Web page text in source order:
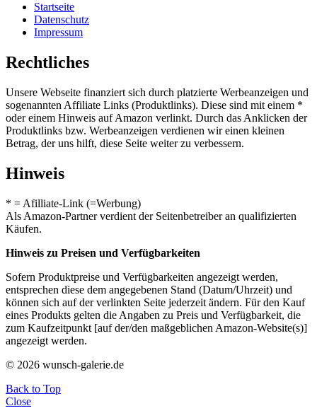
Startseite
Datenschutz
Impressum
Rechtliches
Unsere Webseite finanziert sich durch platzierte Werbeanzeigen und
sogenannten Affiliate Links (Produktlinks). Diese sind mit einem *
oder einem Hinweis auf Amazon verlinkt. Durch das Anklicken der
Produktlinks bzw. Werbeanzeigen verdienen wir einen kleinen
Betrag, der uns hilft, diese Seite weiter zu verbessern.
Hinweis
* = Afilliate-Link (=Werbung)
Als Amazon-Partner verdient der Seitenbetreiber an qualifizierten
Käufen.
Hinweis zu Preisen und Verfügbarkeiten
Sofern Produktpreise und Verfügbarkeiten angezeigt werden,
entsprechen diese dem angegebenen Stand (Datum/Uhrzeit) und
können sich auf der verlinkten Seite jederzeit ändern. Für den Kauf
eines Produkts gelten die Angaben zu Preis und Verfügbarkeit, die
zum Kaufzeitpunkt [auf der/den maßgeblichen Amazon-Website(s)]
angezeigt werden.
© 2026 wunsch-galerie.de
Back to Top
Close